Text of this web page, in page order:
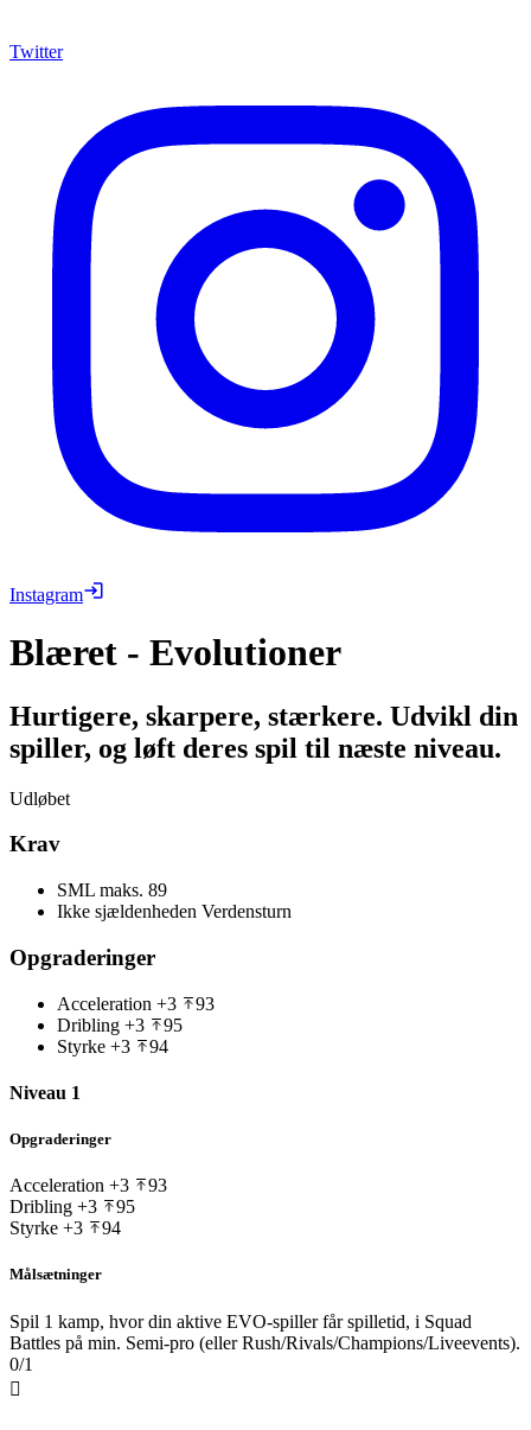
Twitter
Instagram
Blæret - Evolutioner
Hurtigere, skarpere, stærkere. Udvikl din
spiller, og løft deres spil til næste niveau.
Udløbet
Krav
SML maks. 89
Ikke sjældenheden Verdensturn
Opgraderinger
Acceleration +3
93
Dribling +3
95
Styrke +3 94
Niveau 1
Opgraderinger
Acceleration +3
93
Dribling +3
95
Styrke +3 94
Målsætninger
Spil 1 kamp, hvor din aktive EVO-spiller får spilletid, i Squad
Battles på min. Semi-pro (eller Rush/Rivals/Champions/Liveevents).
0/1
